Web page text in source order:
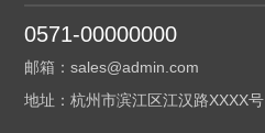
0571-00000000
邮箱：sales@admin.com
地址：杭州市滨江区江汉路XXXX号